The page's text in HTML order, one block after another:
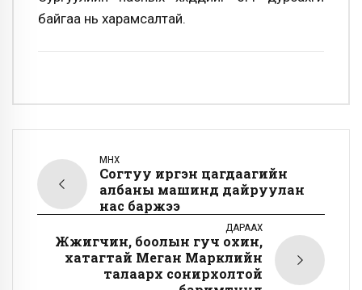
байгаа нь харамсалтай.
ӨМНӨХ
Согтуу иргэн цагдаагийн
албаны машинд дайруулан
нас баржээ
ДАРААХ
Жүжигчин, боолын гуч охин,
хатагтай Меган Марклийн
талаарх сонирхолтой